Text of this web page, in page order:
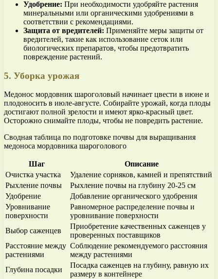
Удобрение: При необходимости удобряйте растения
минеральными или органическими удобрениями в
соответствии с рекомендациями.
Защита от вредителей: Применяйте меры защиты от
вредителей, такие как использование сеток или
биологических препаратов, чтобы предотвратить
повреждение растений.
5. Уборка урожая
Медонос мордовник шароголовый начинает цвести в июне и
плодоносить в июле-августе. Собирайте урожай, когда плоды
достигают полной зрелости и имеют ярко-красный цвет.
Осторожно снимайте плоды, чтобы не повредить растение.
Сводная таблица по подготовке почвы для выращивания
медоноса мордовника шароголового
Шаг
Описание
Очистка участка
Удаление сорняков, камней и препятствий
Рыхление почвы
Рыхление почвы на глубину 20-25 см
Удобрение
Добавление органического удобрения
Уровнивание
поверхности
Равномерное распределение почвы и
уровнивание поверхности
Выбор саженцев
Приобретение качественных саженцев у
проверенных поставщиков
Расстояние между
растениями
Соблюдение рекомендуемого расстояния
между растениями
Глубина посадки
Посадка саженцев на глубину, равную их
размеру в контейнере